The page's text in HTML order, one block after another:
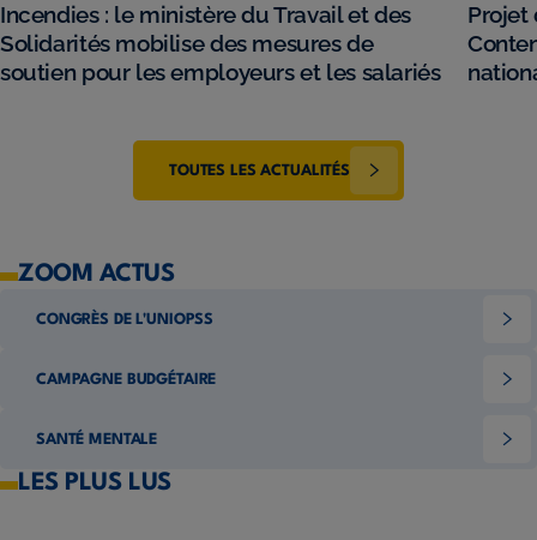
Incendies : le ministère du Travail et des
Solidarités mobilise des mesures de
soutien pour les employeurs et les salariés
Projet
TOUTES LES ACTUALITÉS
ZOOM ACTUS
CONGRÈS DE L'UNIOPSS
CAMPAGNE BUDGÉTAIRE
SANTÉ MENTALE
LES PLUS LUS